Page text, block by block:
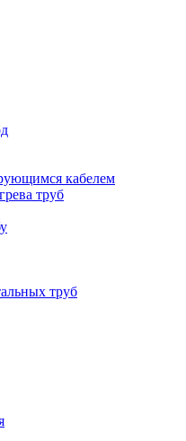
кабелем
труб
труб